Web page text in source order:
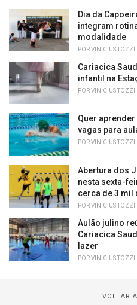
:
Dia da
integram
modalidade
PORVINICIUS TOZZI
Cariacica
infantil na
PORVINICIUS TOZZI
Quer
vagas para
PORVINICIUS TOZZI
Abertura dos
nesta sexta-
cerca de 3 mil
PORVINICIUS TOZZI
Aulão julino
Cariacica
lazer
PORVINICIUS TOZZI
VOLTAR